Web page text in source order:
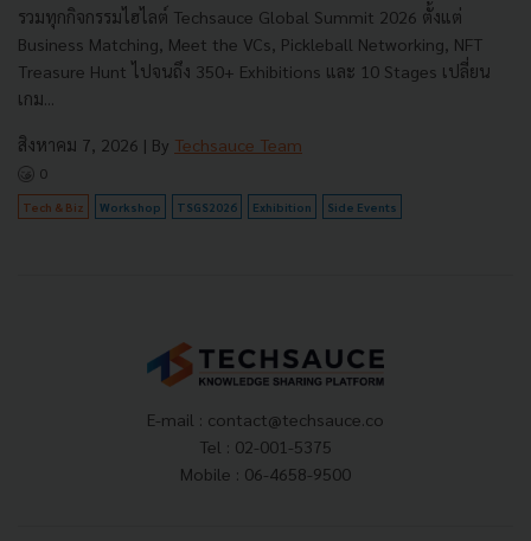
รวมทุกกิจกรรมไฮไลต์ Techsauce Global Summit 2026 ตั้งแต่
Business Matching, Meet the VCs, Pickleball Networking, NFT
Treasure Hunt ไปจนถึง 350+ Exhibitions และ 10 Stages เปลี่ยน
เกม...
สิงหาคม 7, 2026 | By Techsauce Team
0
Tech & Biz Workshop TSGS2026 Exhibition Side Events
E-mail : contact@techsauce.co
Tel : 02-001-5375
Mobile : 06-4658-9500